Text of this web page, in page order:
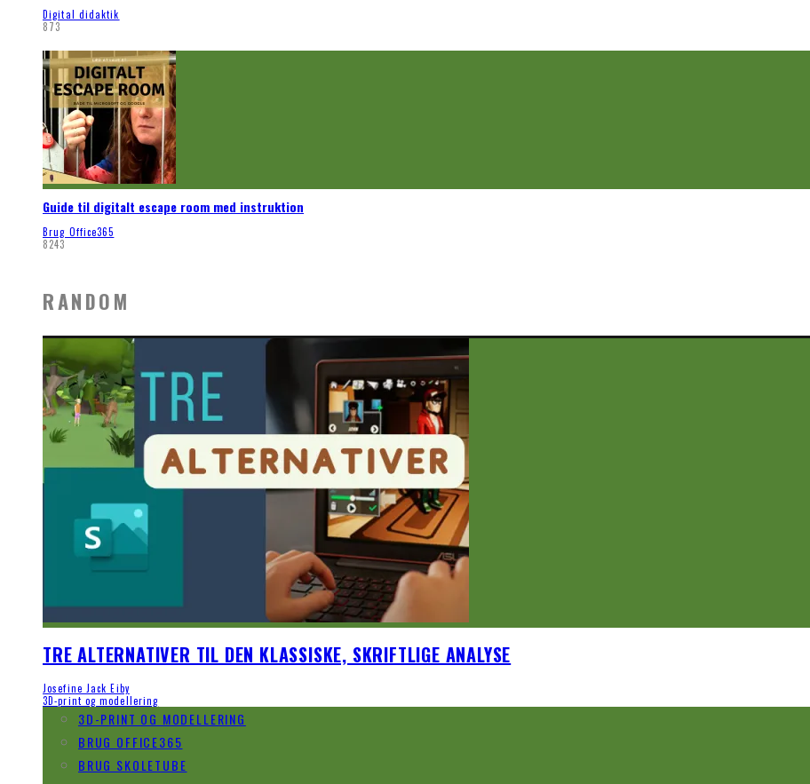
Digital didaktik
873
Guide til digitalt escape room med instruktion
Brug Office365
8243
RANDOM
TRE ALTERNATIVER TIL DEN KLASSISKE, SKRIFTLIGE ANALYSE
Josefine Jack Eiby
3D-print og modellering
3D-PRINT OG MODELLERING
BRUG OFFICE365
BRUG SKOLETUBE